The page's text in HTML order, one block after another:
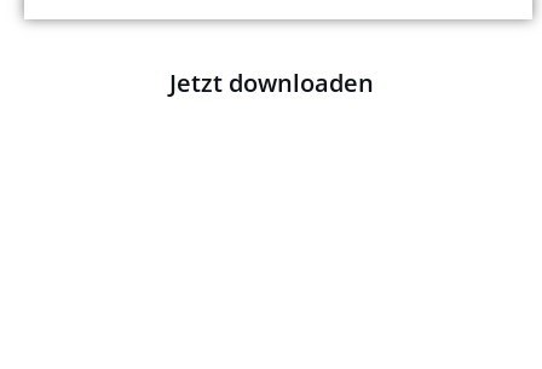
Jetzt downloaden